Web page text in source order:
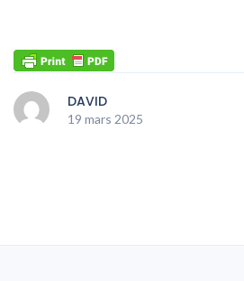
DAVID
19 mars 2025